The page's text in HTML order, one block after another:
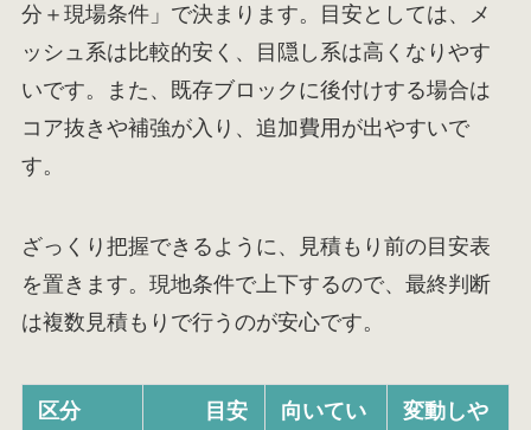
分＋現場条件」で決まります。目安としては、メ
ッシュ系は比較的安く、目隠し系は高くなりやす
いです。また、既存ブロックに後付けする場合は
コア抜きや補強が入り、追加費用が出やすいで
す。
ざっくり把握できるように、見積もり前の目安表
を置きます。現地条件で上下するので、最終判断
は複数見積もりで行うのが安心です。
区分
目安
向いてい
変動しや